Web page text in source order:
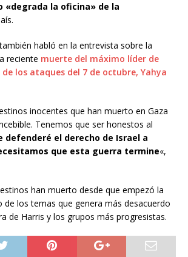
«degrada la oficina» de la
habló en la entrevista sobre la
reciente muerte del máximo líder de
los ataques del 7 de octubre, Yahya
inocentes que han muerto en Gaza
Tenemos que ser honestos al
defenderé el derecho de Israel a
que esta guerra termine«,
han muerto desde que empezó la
de los temas que genera más desacuerdo
de Harris y los grupos más progresistas.